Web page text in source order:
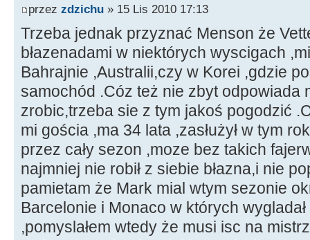
przez zdzichu » 15 Lis 2010 17:13
Trzeba jednak przyznać Menson że
błazenadami w niektórych wyscigach
Bahrajnie ,Australii,czy w Korei ,gdzie
samochód .Cóz też nie zbyt odpowiada
zrobic,trzeba sie z tym jakoś pogodzić
mi gościa ,ma 34 lata ,zasłużył w tym
przez cały sezon ,moze bez takich
najmniej nie robił z siebie błazna,i nie
pamietam że Mark mial wtym sezonie
Barcelonie i Monaco w których
,pomyslałem wtedy że musi isc na